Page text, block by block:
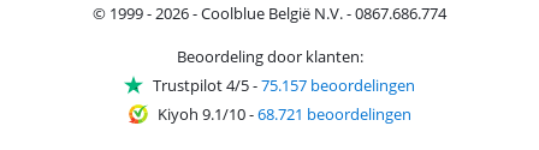
© 1999 - 2026 - Coolblue België N.V. - 0867.686.774
Beoordeling door klanten:
Trustpilot 4/5-75.157 beoordelingen
Kiyoh 9.1/10-68.721 beoordelingen